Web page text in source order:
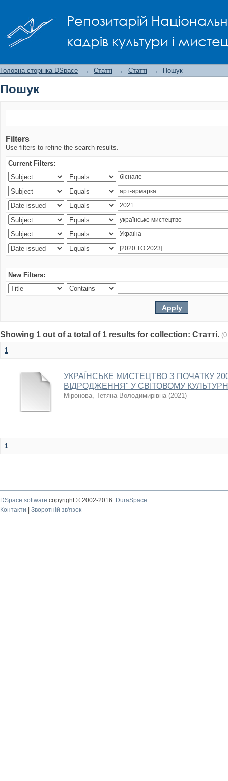
Репозитарій
кадрів культури і
Головна сторінка DSpace → Статті → Статті → Пошук
Пошук
Filters
Use filters to refine the search results.
Current Filters:
New Filters:
Showing 1 out of a total of 1 results for collection: Статті.
1
УКРАЇНСЬКЕ МИСТЕЦТВО З ПОЧАТКУ
ВІДРОДЖЕННЯ" У СВІТОВОМУ
Міронова, Тетяна Володимирівна (2021)
1
DSpace software copyright © 2002-2016
DuraSpace
Контакти
Зворотній зв'язок